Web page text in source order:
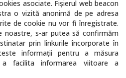
asociate. Fişierul web beacon
o vizită anonimă de pe adresa
de cookie nu vor fi înregistrate.
noastre, s-ar putea să confirmăm
prin linkurile încorporate în
informaţii pentru a măsura
facilita informarea viitoare a